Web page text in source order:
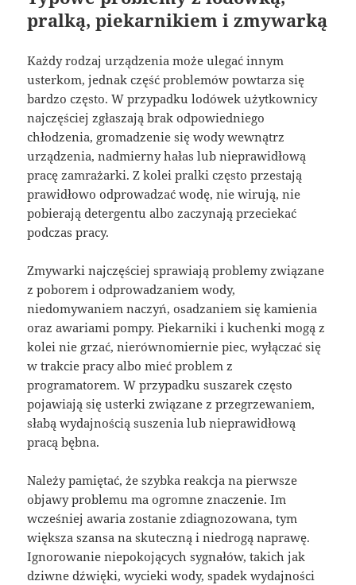
pralką, piekarnikiem i zmywarką
Każdy rodzaj urządzenia może ulegać innym
usterkom, jednak część problemów powtarza się
bardzo często. W przypadku lodówek użytkownicy
najczęściej zgłaszają brak odpowiedniego
chłodzenia, gromadzenie się wody wewnątrz
urządzenia, nadmierny hałas lub nieprawidłową
pracę zamrażarki. Z kolei pralki często przestają
prawidłowo odprowadzać wodę, nie wirują, nie
pobierają detergentu albo zaczynają przeciekać
podczas pracy.
Zmywarki najczęściej sprawiają problemy związane
z poborem i odprowadzaniem wody,
niedomywaniem naczyń, osadzaniem się kamienia
oraz awariami pompy. Piekarniki i kuchenki mogą z
kolei nie grzać, nierównomiernie piec, wyłączać się
w trakcie pracy albo mieć problem z
programatorem. W przypadku suszarek często
pojawiają się usterki związane z przegrzewaniem,
słabą wydajnością suszenia lub nieprawidłową
pracą bębna.
Należy pamiętać, że szybka reakcja na pierwsze
objawy problemu ma ogromne znaczenie. Im
wcześniej awaria zostanie zdiagnozowana, tym
większa szansa na skuteczną i niedrogą naprawę.
Ignorowanie niepokojących sygnałów, takich jak
dziwne dźwięki, wycieki wody, spadek wydajności